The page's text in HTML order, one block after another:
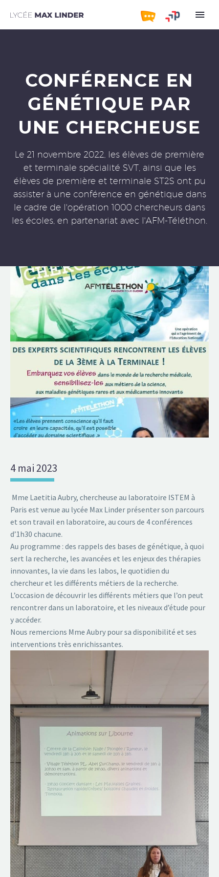
CONFÉRENCE EN
GÉNÉTIQUE PAR
UNE CHERCHEUSE
Le 21 novembre 2022, les élèves de première
et terminale spécialité SVT, ainsi que les
élèves de première et terminale ST2S ont pu
assister à une conférence en génétique dans
le cadre de l'opération 1000 chercheurs dans
les écoles, en partenariat avec l'AFM-Téléthon.
4 mai 2023
Mme Laetitia Aubry, chercheuse au laboratoire ISTEM à
Paris est venue au lycée Max Linder présenter son parcours
et son travail en laboratoire, au cours de 4 conférences
d’1h30 chacune.
Au programme : des rappels des bases de génétique, à quoi
sert la recherche, les avancées et les enjeux des thérapies
innovantes, la vie dans les labos, le quotidien du
chercheur et les différents métiers de la recherche.
L’occasion de découvrir les différents métiers que l’on peut
rencontrer dans un laboratoire, et les niveaux d’étude pour
y accéder.
Nous remercions Mme Aubry pour sa disponibilité et ses
interventions très enrichissantes.